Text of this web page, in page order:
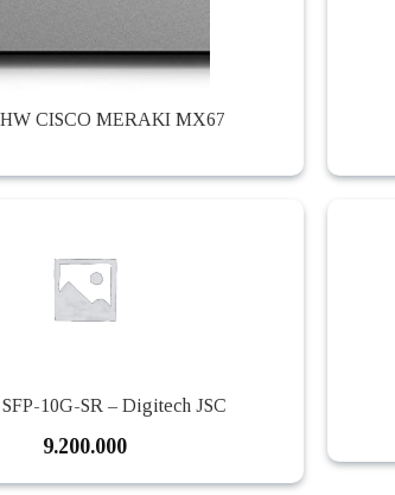
CISCO MERAKI MX67
10G-SR – Digitech JSC
9.200.000